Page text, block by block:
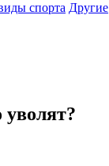
спорта Другие